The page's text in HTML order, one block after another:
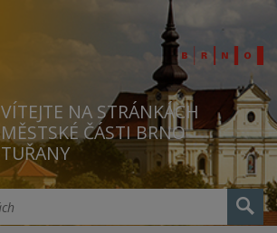
VÍTEJTE NA STRÁNKÁCH
MĚSTSKÉ ČÁSTI BRNO
TUŘANY